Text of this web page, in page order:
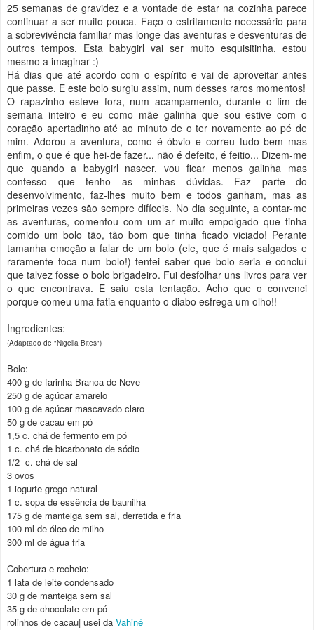
25 semanas de gravidez e a vontade de estar na cozinha parece
continuar a ser muito pouca. Faço o estritamente necessário para
a sobrevivência familiar mas longe das aventuras e desventuras de
outros tempos. Esta babygirl vai ser muito esquisitinha, estou
mesmo a imaginar :)
Há dias que até acordo com o espírito e vai de aproveitar antes
que passe. E este bolo surgiu assim, num desses raros momentos!
O rapazinho esteve fora, num acampamento, durante o fim de
semana inteiro e eu como mãe galinha que sou estive com o
coração apertadinho até ao minuto de o ter novamente ao pé de
mim. Adorou a aventura, como é óbvio e correu tudo bem mas
enfim, o que é que hei-de fazer... não é defeito, é feitio... Dizem-me
que quando a babygirl nascer, vou ficar menos galinha mas
confesso que tenho as minhas dúvidas. Faz parte do
desenvolvimento, faz-lhes muito bem e todos ganham, mas as
primeiras vezes são sempre difíceis. No dia seguinte, a contar-me
as aventuras, comentou com um ar muito empolgado que tinha
comido um bolo tão, tão bom que tinha ficado viciado! Perante
tamanha emoção a falar de um bolo (ele, que é mais salgados e
raramente toca num bolo!) tentei saber que bolo seria e concluí
que talvez fosse o bolo brigadeiro. Fui desfolhar uns livros para ver
o que encontrava. E saiu esta tentação. Acho que o convenci
porque comeu uma fatia enquanto o diabo esfrega um olho!!
Ingredientes:
(Adaptado de "Nigella Bites")
Bolo:
400 g de farinha Branca de Neve
250 g de açúcar amarelo
100 g de açúcar mascavado claro
50 g de cacau em pó
1,5 c. chá de fermento em pó
1 c. chá de bicarbonato de sódio
1/2 c. chá de sal
3 ovos
1 iogurte grego natural
1 c. sopa de essência de baunilha
175 g de manteiga sem sal, derretida e fria
100 ml de óleo de milho
300 ml de água fria
Cobertura e recheio:
1 lata de leite condensado
30 g de manteiga sem sal
35 g de chocolate em pó
rolinhos de cacau| usei da Vahiné